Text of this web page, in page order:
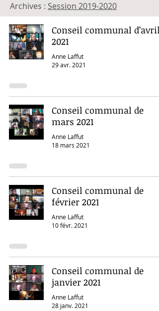
Conseil communal d’avril
2021
Anne Laffut
29 avr. 2021
Conseil communal de
mars 2021
Anne Laffut
18 mars 2021
Conseil communal de
février 2021
Anne Laffut
10 févr. 2021
Conseil communal de
janvier 2021
Anne Laffut
28 janv. 2021
Archives : Session 2019-2020